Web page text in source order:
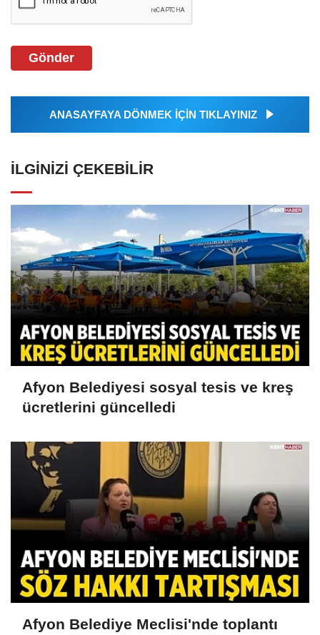
Gönder
ANASAYFAYA DÖNMEK İÇİN TIKLAYINIZ
İLGINIZI ÇEKEBILIR
Afyon Belediyesi sosyal tesis ve kreş
ücretlerini güncelledi
Afyon Belediye Meclisi'nde toplantı